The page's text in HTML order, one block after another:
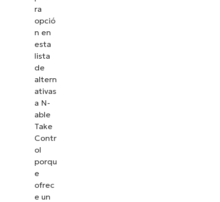
ra
opció
n en
esta
lista
de
altern
ativas
a N-
able
Take
Contr
ol
porqu
e
ofrec
e un
cómo NinjaOne simplifica tareas de TI como la
gestión de endpoints, el parcheo, el MDM, la
gestión de tickets y mucho más.